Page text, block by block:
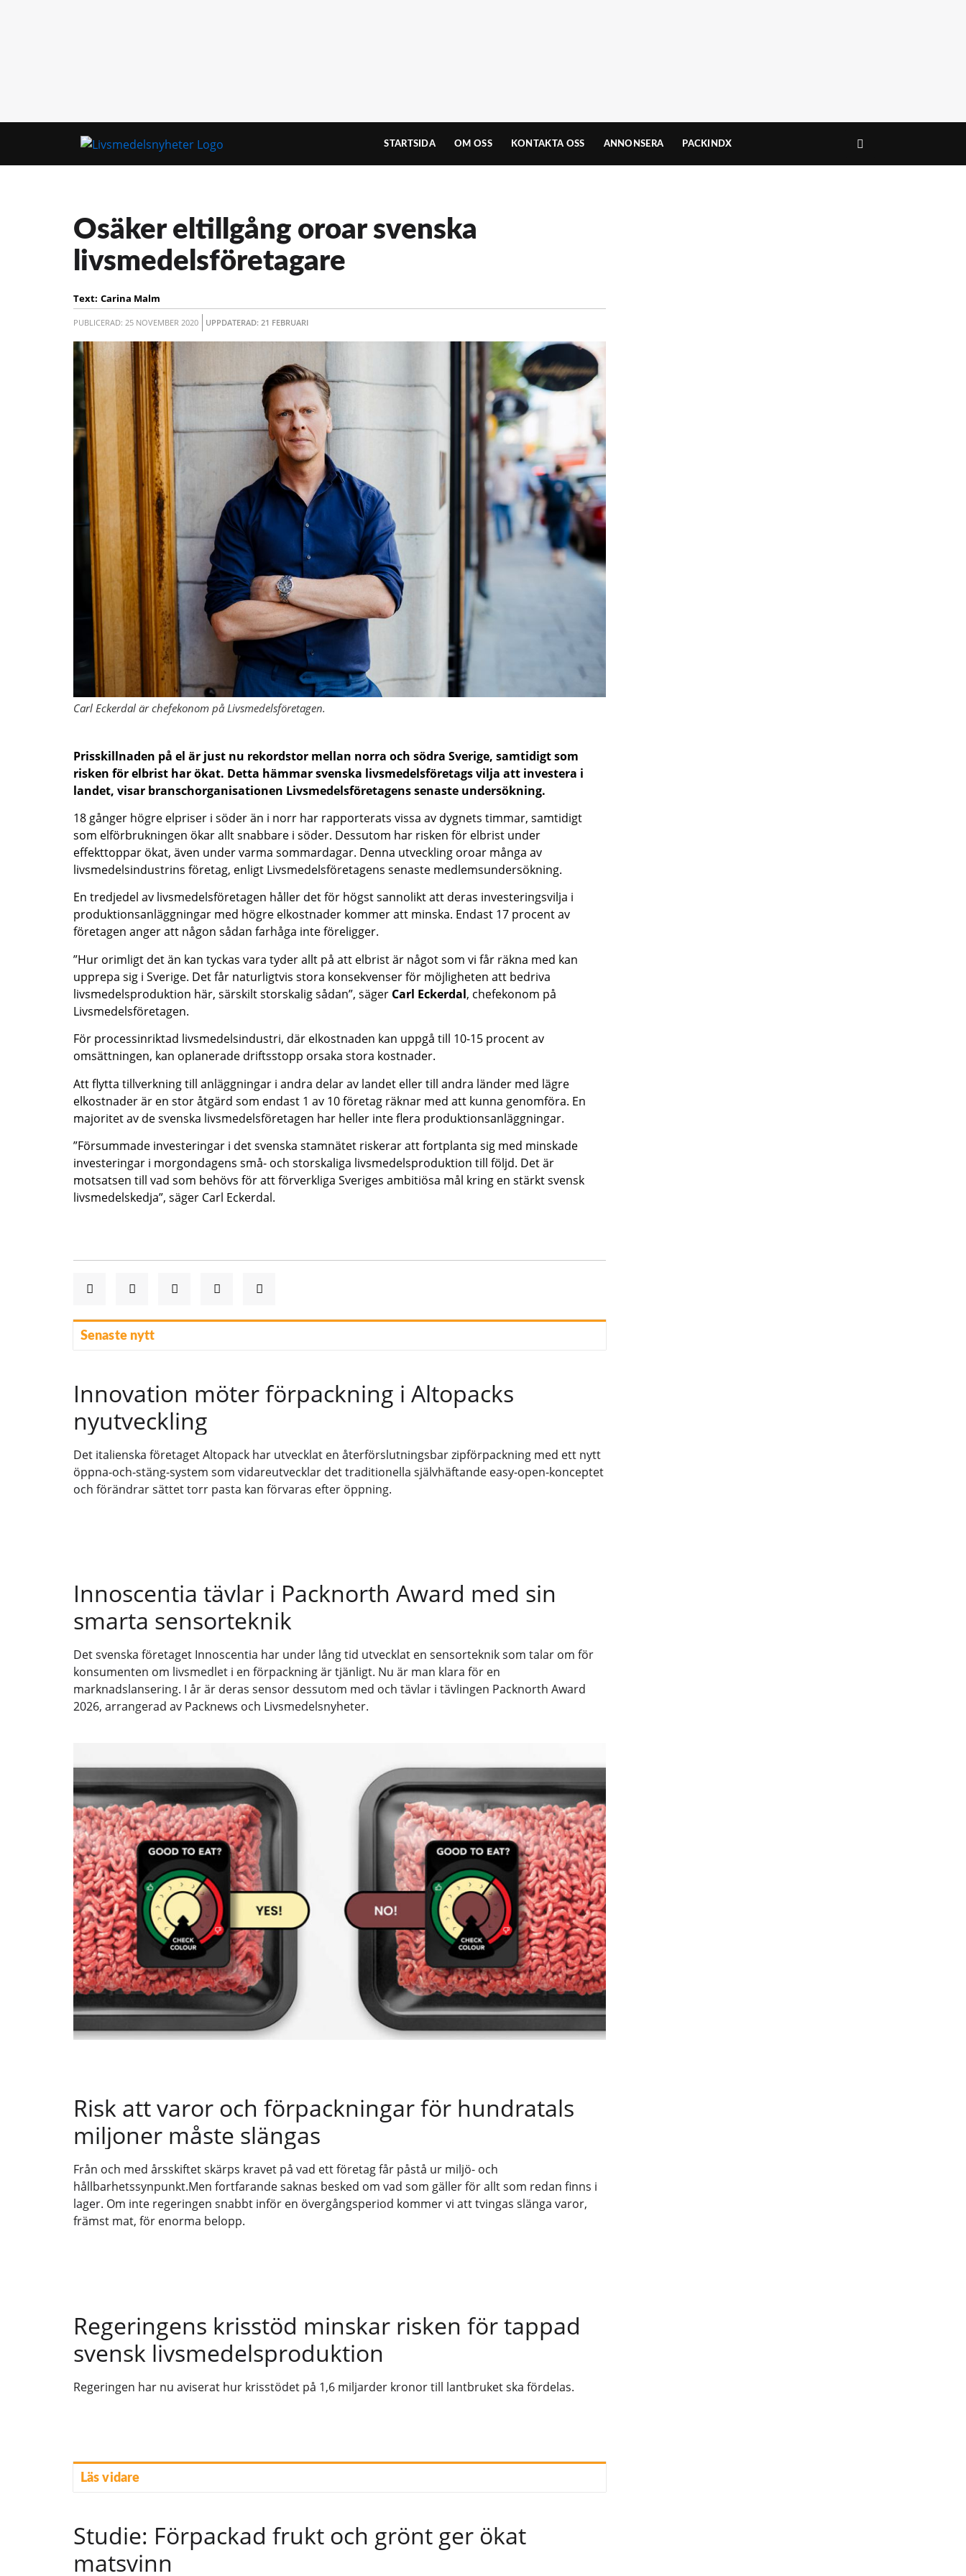
STARTSIDA OM OSS KONTAKTA OSS ANNONSERA PACKINDX
Osäker eltillgång oroar svenska
livsmedelsföretagare
Text: Carina Malm
PUBLICERAD: 25 NOVEMBER 2020 UPPDATERAD: 21 FEBRUARI
Carl Eckerdal är chefekonom på Livsmedelsföretagen.
Prisskillnaden på el är just nu rekordstor mellan norra och södra Sverige, samtidigt som
risken för elbrist har ökat. Detta hämmar svenska livsmedelsföretags vilja att investera i
landet, visar branschorganisationen Livsmedelsföretagens senaste undersökning.
18 gånger högre elpriser i söder än i norr har rapporterats vissa av dygnets timmar, samtidigt
som elförbrukningen ökar allt snabbare i söder. Dessutom har risken för elbrist under
effekttoppar ökat, även under varma sommardagar. Denna utveckling oroar många av
livsmedelsindustrins företag, enligt Livsmedelsföretagens senaste medlemsundersökning.
En tredjedel av livsmedelsföretagen håller det för högst sannolikt att deras investeringsvilja i
produktionsanläggningar med högre elkostnader kommer att minska. Endast 17 procent av
företagen anger att någon sådan farhåga inte föreligger.
”Hur orimligt det än kan tyckas vara tyder allt på att elbrist är något som vi får räkna med kan
upprepa sig i Sverige. Det får naturligtvis stora konsekvenser för möjligheten att bedriva
livsmedelsproduktion här, särskilt storskalig sådan”, säger Carl Eckerdal, chefekonom på
Livsmedelsföretagen.
För processinriktad livsmedelsindustri, där elkostnaden kan uppgå till 10-15 procent av
omsättningen, kan oplanerade driftsstopp orsaka stora kostnader.
Att flytta tillverkning till anläggningar i andra delar av landet eller till andra länder med lägre
elkostnader är en stor åtgärd som endast 1 av 10 företag räknar med att kunna genomföra. En
majoritet av de svenska livsmedelsföretagen har heller inte flera produktionsanläggningar.
”Försummade investeringar i det svenska stamnätet riskerar att fortplanta sig med minskade
investeringar i morgondagens små- och storskaliga livsmedelsproduktion till följd. Det är
motsatsen till vad som behövs för att förverkliga Sveriges ambitiösa mål kring en stärkt svensk
livsmedelskedja”, säger Carl Eckerdal.
Senaste nytt
Innovation möter förpackning i Altopacks
nyutveckling
Det italienska företaget Altopack har utvecklat en återförslutningsbar zipförpackning med ett nytt
öppna-och-stäng-system som vidareutvecklar det traditionella självhäftande easy-open-konceptet
och förändrar sättet torr pasta kan förvaras efter öppning.
Innoscentia tävlar i Packnorth Award med sin
smarta sensorteknik
Det svenska företaget Innoscentia har under lång tid utvecklat en sensorteknik som talar om för
konsumenten om livsmedlet i en förpackning är tjänligt. Nu är man klara för en
marknadslansering. I år är deras sensor dessutom med och tävlar i tävlingen Packnorth Award
2026, arrangerad av Packnews och Livsmedelsnyheter.
Risk att varor och förpackningar för hundratals
miljoner måste slängas
Från och med årsskiftet skärps kravet på vad ett företag får påstå ur miljö- och
hållbarhetssynpunkt.Men fortfarande saknas besked om vad som gäller för allt som redan finns i
lager. Om inte regeringen snabbt inför en övergångsperiod kommer vi att tvingas slänga varor,
främst mat, för enorma belopp.
Regeringens krisstöd minskar risken för tappad
svensk livsmedelsproduktion
Regeringen har nu aviserat hur krisstödet på 1,6 miljarder kronor till lantbruket ska fördelas.
Läs vidare
Studie: Förpackad frukt och grönt ger ökat
matsvinn